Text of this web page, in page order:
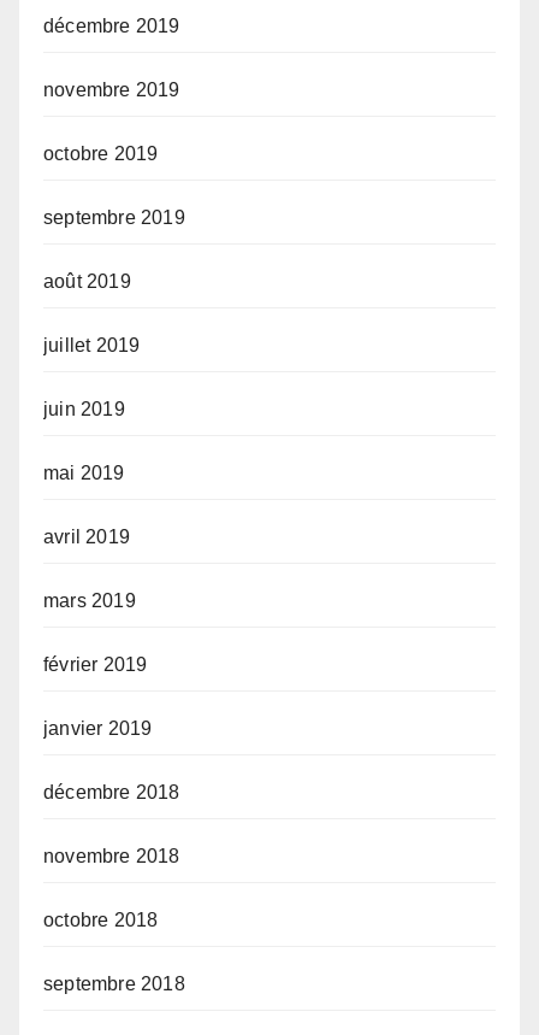
décembre 2019
novembre 2019
octobre 2019
septembre 2019
août 2019
juillet 2019
juin 2019
mai 2019
avril 2019
mars 2019
février 2019
janvier 2019
décembre 2018
novembre 2018
octobre 2018
septembre 2018